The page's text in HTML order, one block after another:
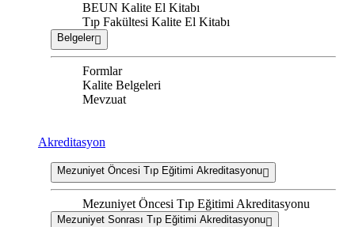
BEUN Kalite El Kitabı
Tıp Fakültesi Kalite El Kitabı
Belgeler
Formlar
Kalite Belgeleri
Mevzuat
Akreditasyon
Mezuniyet Öncesi Tıp Eğitimi Akreditasyonu
Mezuniyet Öncesi Tıp Eğitimi Akreditasyonu
Mezuniyet Sonrası Tıp Eğitimi Akreditasyonu